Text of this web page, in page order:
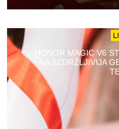
HONOR MAGIC V6
NAJIZDRŽLJIVIJA